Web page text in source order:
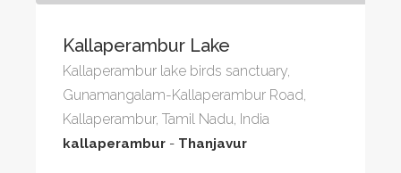
Kallaperambur Lake
Kallaperambur lake birds sanctuary,
Gunamangalam-Kallaperambur Road,
Kallaperambur, Tamil Nadu, India
kallaperambur - Thanjavur